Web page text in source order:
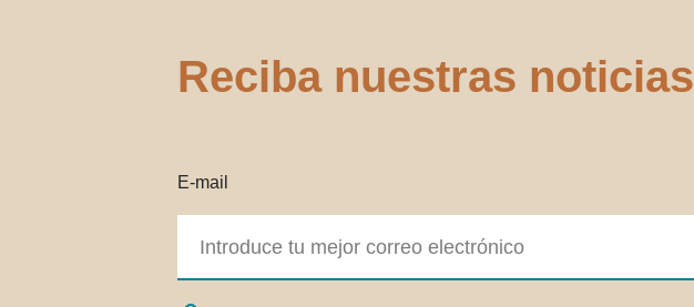
Reciba nuestras noticias
E-mail